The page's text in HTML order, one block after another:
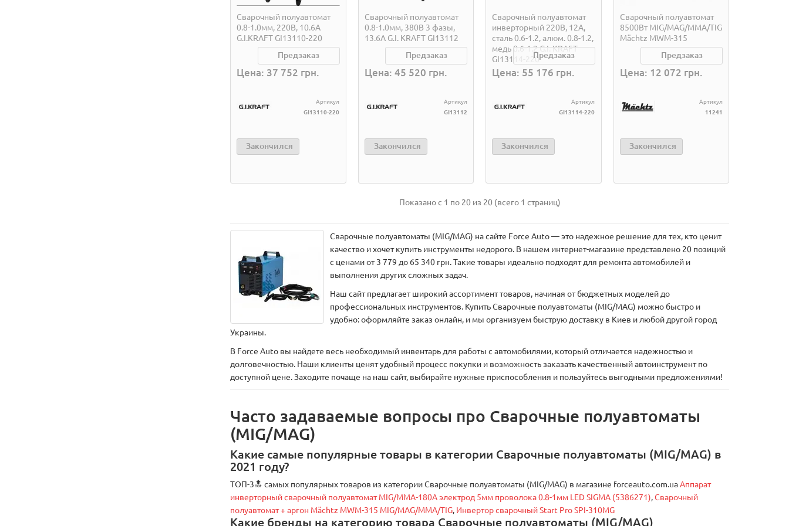
Сварочный полуавтомат
0.8-1.0мм, 220В, 10.6А
G.I.KRAFT GI13110-220
Предзаказ
Цена: 37 752 грн.
Артикул
GI13110-220
Закончился
Сварочный полуавтомат
0.8-1.0мм, 380В 3 фазы,
13.6A G.I. KRAFT GI13112
Предзаказ
Цена: 45 520 грн.
Артикул
GI13112
Закончился
Сварочный полуавтомат
инверторный 220В, 12А,
сталь 0.6-1.2, алюм. 0.8-1.2,
медь 0.6-1.2 G.I. KRAFT
GI13114-220Предзаказ
Цена: 55 176 грн.
Артикул
GI13114-220
Закончился
Сварочный полуавтомат
8500Вт MIG/MAG/MMA/TIG
Mächtz MWM-315
Предзаказ
Цена: 12 072 грн.
Артикул
11241
Закончился
Показано с 1 по 20 из 20 (всего 1 страниц)
Сварочные полуавтоматы (MIG/MAG) на сайте Force Auto — это надежное решение для тех, кто ценит
качество и хочет купить инструменты недорого. В нашем интернет-магазине представлено 20 позиций
с ценами от 3 779 до 65 340 грн. Такие товары идеально подходят для ремонта автомобилей и
выполнения других сложных задач.
Наш сайт предлагает широкий ассортимент товаров, начиная от бюджетных моделей до
профессиональных инструментов. Купить Сварочные полуавтоматы (MIG/MAG) можно быстро и
удобно: оформляйте заказ онлайн, и мы организуем быструю доставку в Киев и любой другой город
Украины.
В Force Auto вы найдете весь необходимый инвентарь для работы с автомобилями, который отличается надежностью и
долговечностью. Наши клиенты ценят удобный процесс покупки и возможность заказать качественный автоинструмент по
доступной цене. Заходите почаще на наш сайт, выбирайте нужные приспособления и пользуйтесь выгодными предложениями!
Часто задаваемые вопросы про Сварочные полуавтоматы
(MIG/MAG)
Какие самые популярные товары в категории Сварочные полуавтоматы (MIG/MAG) в
2021 году?
ТОП-3🔝 самых популярных товаров из категории Сварочные полуавтоматы (MIG/MAG) в магазине forceauto.com.uaАппарат
инверторный сварочный полуавтомат МIG/MMA-180А электрод 5мм проволока 0.8-1мм LED SIGMA (5386271),Сварочный
полуавтомат + аргон Mächtz MWM-315 MIG/MAG/MMA/TIG, Инвертор сварочный Start Pro SPI-310MG
Какие бренды на категорию товара Сварочные полуавтоматы (MIG/MAG)